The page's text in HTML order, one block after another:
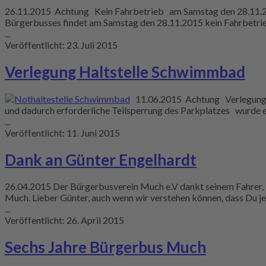
26.11.2015 Achtung Kein Fahrbetrieb am Samstag den
Bürgerbusses findet am Samstag den 28.11.2015 kein
...
Veröffentlicht: 23. Juli 2015
Verlegung Haltstelle Schwimmbad
11.06.2015 Achtung
und dadurch erforderliche Teilsperrung des Parkplatzes
Veröffentlicht: 11. Juni 2015
Dank an Günter Engelhardt
26.04.2015 Der Bürgerbusverein Much e.V dankt seinem
Much. Lieber Günter, auch wenn wir verstehen können, dass
...
Veröffentlicht: 26. April 2015
Sechs Jahre Bürgerbus Much